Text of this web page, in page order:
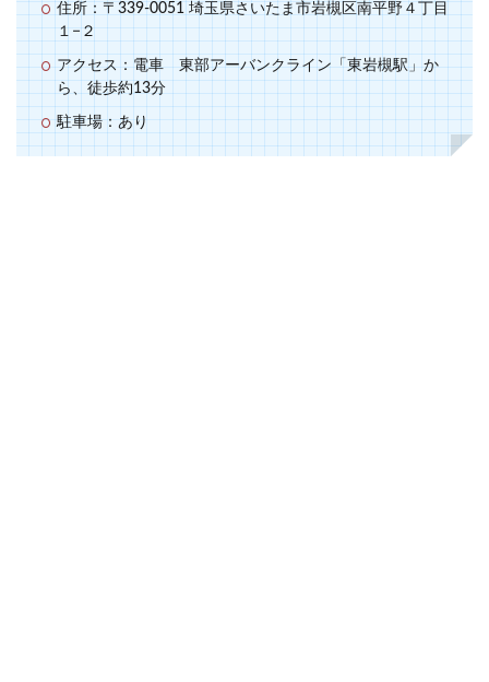
住所：〒339-0051 埼玉県さいたま市岩槻区南平野４丁目
１−２
アクセス：電車 東部アーバンクライン「東岩槻駅」か
ら、徒歩約13分
駐車場：あり